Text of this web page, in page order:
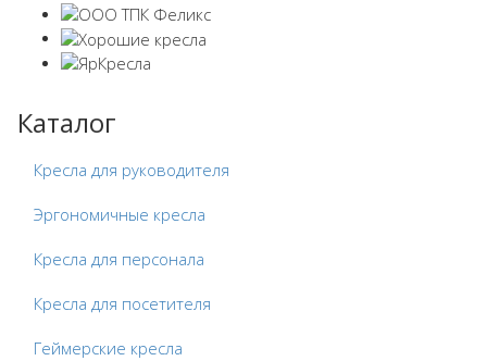
Каталог
Кресла для руководителя
Эргономичные кресла
Кресла для персонала
Кресла для посетителя
Геймерские кресла